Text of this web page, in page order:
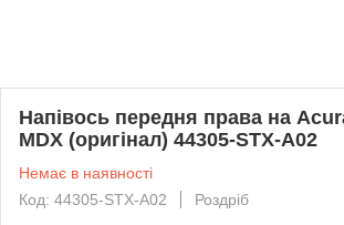
Напівось передня права на
MDX (оригінал) 44305-STX-A02
Немає в наявності
Код: 44305-STX-A02
Роздріб